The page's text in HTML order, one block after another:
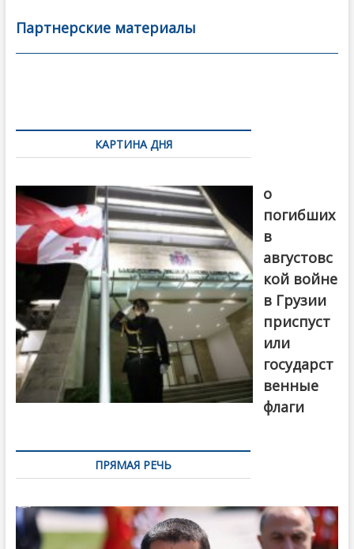
b
o
er l
а
в
Партнерские материалы
по
записямКАРТИНА ДНЯ
о
погибших
в
августовс
кой войне
в Грузии
приспуст
или
государст
венные
флаги
ПРЯМАЯ РЕЧЬ